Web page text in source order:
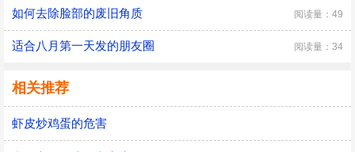
如何去除脸部的废旧角质 阅读量：49
适合八月第一天发的朋友圈 阅读量：34
相关推荐
虾皮炒鸡蛋的危害